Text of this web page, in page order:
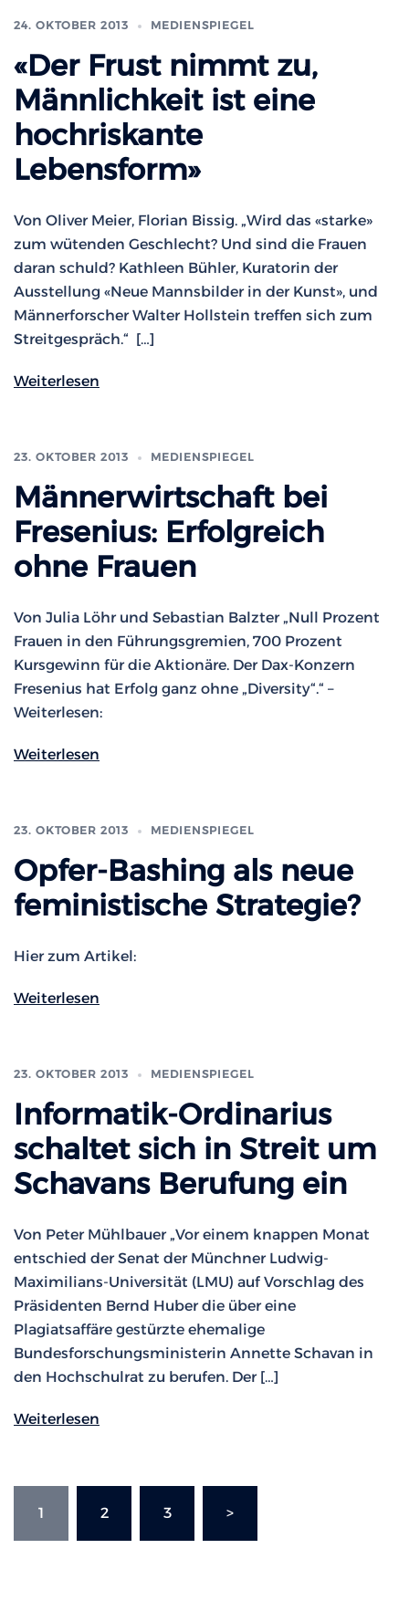
24. OKTOBER 2013 MEDIENSPIEGEL
«Der Frust nimmt zu,
Männlichkeit ist eine
hochriskante
Lebensform»
Von Oliver Meier, Florian Bissig. „Wird das «starke»
zum wütenden Geschlecht? Und sind die Frauen
daran schuld? Kathleen Bühler, Kuratorin der
Ausstellung «Neue Mannsbilder in der Kunst», und
Männerforscher Walter Hollstein treffen sich zum
Streitgespräch.“ […]
Weiterlesen
23. OKTOBER 2013 MEDIENSPIEGEL
Männerwirtschaft bei
Fresenius: Erfolgreich
ohne Frauen
Von Julia Löhr und Sebastian Balzter „Null Prozent
Frauen in den Führungsgremien, 700 Prozent
Kursgewinn für die Aktionäre. Der Dax-Konzern
Fresenius hat Erfolg ganz ohne „Diversity“.“ –
Weiterlesen:
Weiterlesen
23. OKTOBER 2013 MEDIENSPIEGEL
Opfer-Bashing als neue
feministische Strategie?
Hier zum Artikel:
Weiterlesen
23. OKTOBER 2013 MEDIENSPIEGEL
Informatik-Ordinarius
schaltet sich in Streit um
Schavans Berufung ein
Von Peter Mühlbauer „Vor einem knappen Monat
entschied der Senat der Münchner Ludwig-
Maximilians-Universität (LMU) auf Vorschlag des
Präsidenten Bernd Huber die über eine
Plagiatsaffäre gestürzte ehemalige
Bundesforschungsministerin Annette Schavan in
den Hochschulrat zu berufen. Der […]
Weiterlesen
der
Beiträge
1 2 3 >